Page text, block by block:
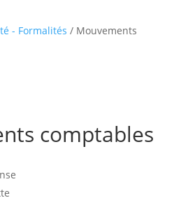
- Formalités / Mouvements
comptables